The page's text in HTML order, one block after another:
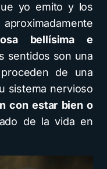
yo emito y los
bellísima e
sentidos son una
de una
sistema nervioso
con estar bien o
de la vida en